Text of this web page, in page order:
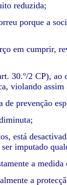
reduzida;
porque a
em cumprir,
30.º/2 CP),
violando
de prevenção
está
imputado
a
a